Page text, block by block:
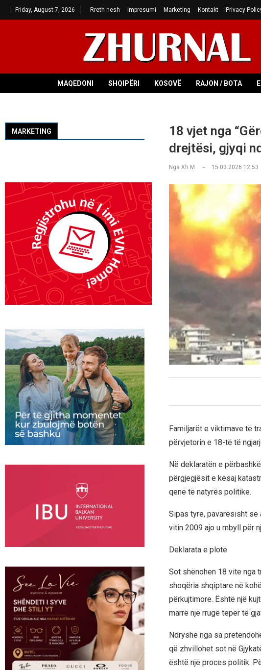
Friday, August 7, 2026 Rreth nesh Impresumi Marketing Kontakt Privacy
MAQEDONI SHQIPËRI KOSOVË RAJON / BOTA
18 vjet nga
drejtësi, gjyqi
Nga Xh M 15.03.2026 12:53
Familjarët e viktimave të
përvjetorin e 18-të të
Në deklaratën e
përgjegjësit e kësaj
qenë të natyrës politike.
Sipas tyre, pavarësisht se
vitin 2009 ajo u mbyll për
Deklarata e plotë
Sot shënohen 18 vite nga
shoqëria shqiptare në
përkujtimore. Është një
marrë një rrugë tepër të
Ndryshe nga sa
që zhvillohet sot në
është një proces politik.
MARKETING